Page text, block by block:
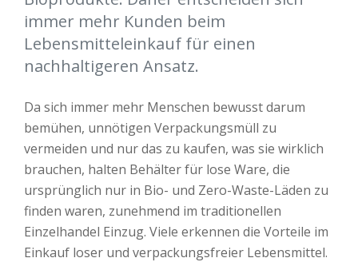
immer mehr Kunden beim
Lebensmitteleinkauf für einen
nachhaltigeren Ansatz.
Da sich immer mehr Menschen bewusst darum
bemühen, unnötigen Verpackungsmüll zu
vermeiden und nur das zu kaufen, was sie wirklich
brauchen, halten Behälter für lose Ware, die
ursprünglich nur in Bio- und Zero-Waste-Läden zu
finden waren, zunehmend im traditionellen
Einzelhandel Einzug. Viele erkennen die Vorteile im
Einkauf loser und verpackungsfreier Lebensmittel.